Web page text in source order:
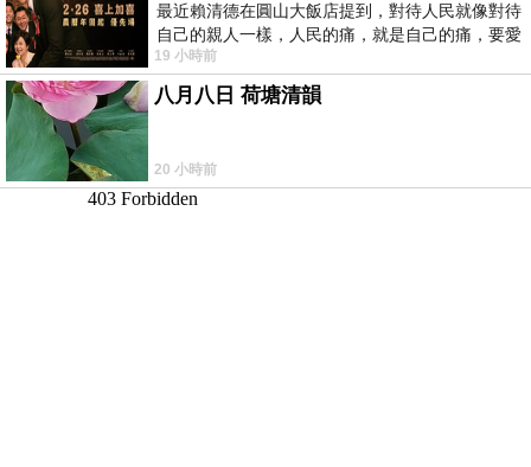
最近賴清德在圓山大飯店提到，對待人民就像對待
自己的親人一樣，人民的痛，就是自己的痛，要愛
民如親，說的這麼好聽，實際上根本沒做
19 小時前
八月八日 荷塘清韻
20 小時前